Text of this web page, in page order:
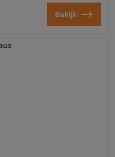
Bekijk